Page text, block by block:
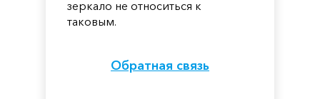
зеркало не относиться к
таковым.
Обратная связь